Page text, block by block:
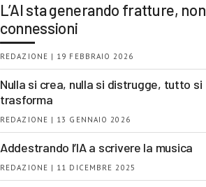
L’AI sta generando fratture, non
connessioni
REDAZIONE | 19 FEBBRAIO 2026
Nulla si crea, nulla si distrugge, tutto si
trasforma
REDAZIONE | 13 GENNAIO 2026
Addestrando l’IA a scrivere la musica
REDAZIONE | 11 DICEMBRE 2025